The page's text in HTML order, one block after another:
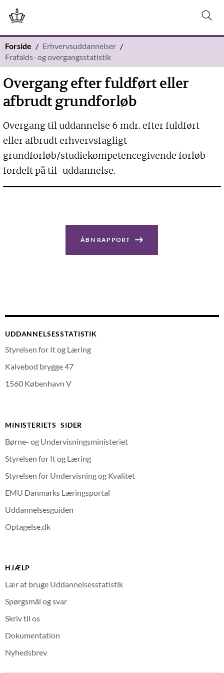
Forside
Erhvervsuddannelser
Frafalds- og overgangsstatistik
Overgang efter fuldført eller
afbrudt grundforløb
Overgang til uddannelse 6 mdr. efter fuldført
eller afbrudt erhvervsfagligt
grundforløb/studiekompetencegivende forløb
fordelt på til-uddannelse.
ÅBN RAPPORT
UDDANNELSESSTATISTIK
Styrelsen for It og Læring
Kalvebod brygge 47
1560 København V
MINISTERIETS SIDER
Børne- og Undervisningsministeriet
Styrelsen for It og Læring
Styrelsen for Undervisning og Kvalitet
EMU Danmarks Læringsportal
Uddannelsesguiden
Optagelse.dk
HJÆLP
Lær at bruge Uddannelsesstatistik
Spørgsmål og svar
Skriv til os
Dokumentation
Nyhedsbrev